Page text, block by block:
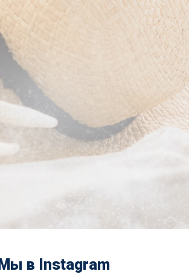
Мы в Instagram